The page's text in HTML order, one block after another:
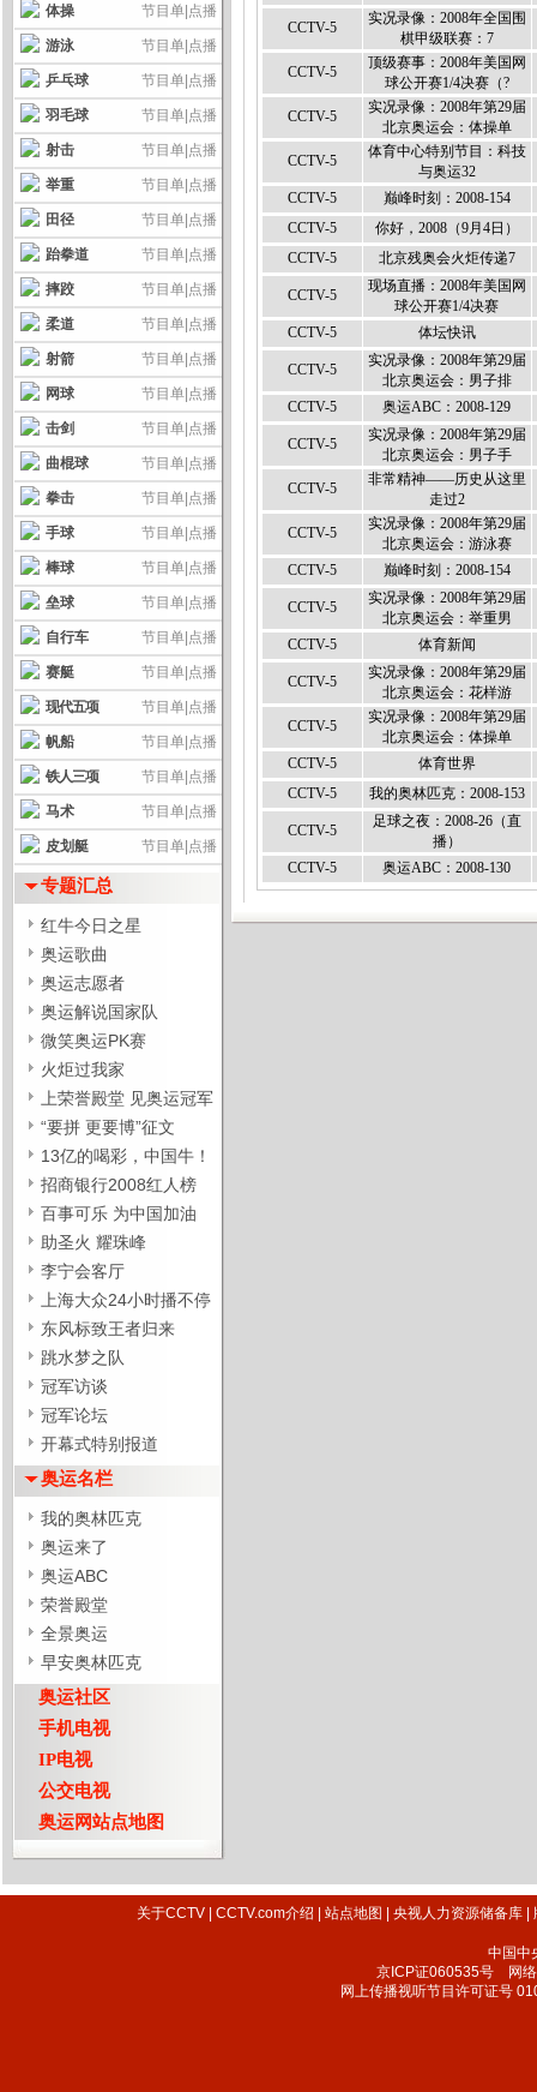
节目单 点播
体操
节目单 点播
游泳
节目单 点播
乒乓球
节目单 点播
羽毛球
节目单 点播
射击
节目单 点播
举重
节目单 点播
田径
节目单 点播
跆拳道
节目单 点播
摔跤
节目单 点播
柔道
节目单 点播
射箭
节目单 点播
网球
节目单 点播
击剑
节目单 点播
曲棍球
节目单 点播
拳击
节目单 点播
手球
节目单 点播
棒球
节目单 点播
垒球
节目单 点播
自行车
节目单 点播
赛艇
节目单 点播
现代五项
节目单 点播
帆船
节目单 点播
铁人三项
节目单 点播
马术
节目单 点播
皮划艇
专题汇总
红牛今日之星
奥运歌曲
奥运志愿者
奥运解说国家队
微笑奥运PK赛
火炬过我家
上荣誉殿堂 见奥运冠军
“要拼 更要博”征文
13亿的喝彩，中国牛！
招商银行2008红人榜
百事可乐 为中国加油
助圣火 耀珠峰
李宁会客厅
上海大众24小时播不停
东风标致王者归来
跳水梦之队
冠军访谈
冠军论坛
开幕式特别报道
奥运名栏
我的奥林匹克
奥运来了
奥运ABC
荣誉殿堂
全景奥运
早安奥林匹克
奥运社区
手机电视
IP电视
公交电视
奥运网站点地图
CCTV-5
实况录像：2008年全国围
棋甲级联赛：7
CCTV-5
顶级赛事：2008年美国网
球公开赛1/4决赛（?
CCTV-5
实况录像：2008年第29届
北京奥运会：体操单
CCTV-5
体育中心特别节目：科技
与奥运32
CCTV-5
巅峰时刻：2008-154
CCTV-5
你好，2008（9月4日）
CCTV-5
北京残奥会火炬传递7
CCTV-5
现场直播：2008年美国网
球公开赛1/4决赛
CCTV-5
体坛快讯
CCTV-5
实况录像：2008年第29届
北京奥运会：男子排
CCTV-5
奥运ABC：2008-129
CCTV-5
实况录像：2008年第29届
北京奥运会：男子手
CCTV-5
非常精神——历史从这里
走过2
CCTV-5
实况录像：2008年第29届
北京奥运会：游泳赛
CCTV-5
巅峰时刻：2008-154
CCTV-5
实况录像：2008年第29届
北京奥运会：举重男
CCTV-5
体育新闻
CCTV-5
实况录像：2008年第29届
北京奥运会：花样游
CCTV-5
实况录像：2008年第29届
北京奥运会：体操单
CCTV-5
体育世界
CCTV-5
我的奥林匹克：2008-153
CCTV-5
足球之夜：2008-26（直
播）
CCTV-5
奥运ABC：2008-130
关于CCTV |CCTV.com介绍 |站点地图 |央视人力资源储备库 |
中国中
京ICP证060535号 网络
网上传播视听节目许可证号